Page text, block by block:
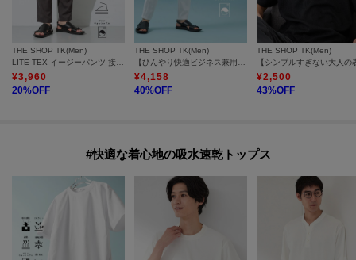
THE SHOP TK(Men)
LITE TEX イージーパンツ 接触冷感/吸水速乾/UVカット/アンチピリング/イージーケア/洗濯機OK/セットアップ可
¥3,960
20%OFF
THE SHOP TK(Men)
【ひんやり快適ビジネス兼用パンツ】7DAYSパンツ COOL 接触冷感／ストレッチ／ON・OFF兼用
¥4,158
40%OFF
THE SHOP TK(Men)
¥2,500
43%OFF
#快適な着心地の吸水速乾トップス